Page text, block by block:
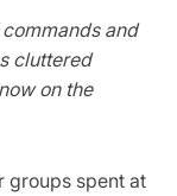
and
cluttered
on the
groups spent at